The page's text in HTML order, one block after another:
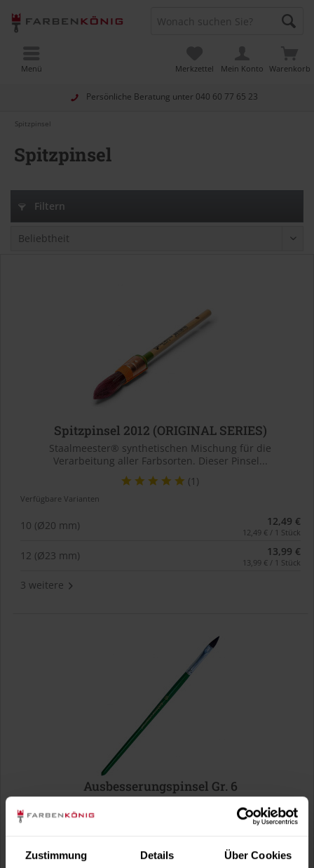
Zustimmung Details Über Cookies
Persönliche Beratung unter 040 60 77 65 23
Warenkorb
Merkzettel Mein Konto
Menü
Spitzpinsel
Spitzpinsel
Filtern
Spitzpinsel 2012 (ORIGINAL SERIES)
Staalmeester® synthetischen Mischung für die
Verarbeitung aller Farbsorten. Dieser Pinsel...
(1)
Verfügbare Varianten
10 (Ø20 mm) 12,49 €
12,49 € / 1 Stück
12 (Ø23 mm) 13,99 €
13,99 € / 1 Stück
3 weitere
Ausbesserungspinsel Gr. 6
Schwarze Rindshaare mit feiner Spitze.